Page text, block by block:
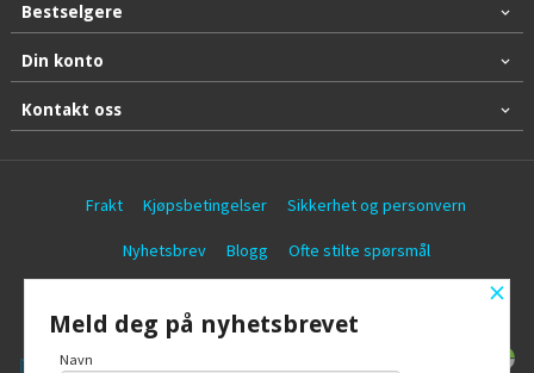
Bestselgere
Din konto
Kontakt oss
Frakt Kjøpsbetingelser Sikkerhet og personvern
Nyhetsbrev Blogg Ofte stilte spørsmål
×
Meld deg på nyhetsbrevet
Navn